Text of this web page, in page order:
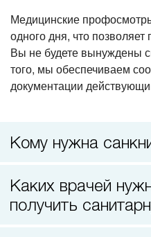
Медицинские
одного дня, что
Вы не будете вынуждены
того, мы обеспечиваем
документации
Кому нужна
Каких врачей нужно пройти, чтобы
получить